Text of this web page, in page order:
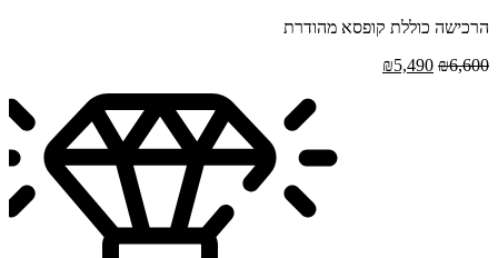
הרכישה כוללת קופסא מהודרת
₪6,600
המחיר₪5,490